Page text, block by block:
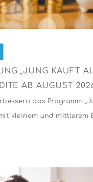
„JUNG KAUFT
AB AUGUST
das Programm
kleinem und mittlerem